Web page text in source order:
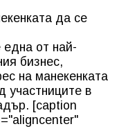
да се
от най-
бизнес,
на манекенката
участниците в
[caption